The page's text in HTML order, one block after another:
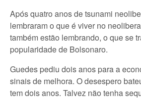
Após quatro anos de tsunami
lembraram o que é viver no
também estão lembrando, o que se
popularidade de Bolsonaro.
Guedes pediu dois anos para a
sinais de melhora. O desespero
tem dois anos. Talvez não tenha